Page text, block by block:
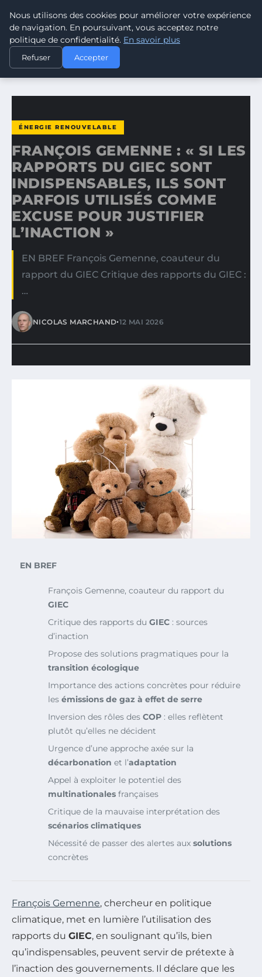
CLIMATE RESPONSE BLOG
ACCUEIL
ÉNERGIE RENOUVELABLE
FRANÇOIS GEMENNE : « SI LES RAPPORTS DU GIEC SONT…
ÉNERGIE RENOUVELABLE
FRANÇOIS GEMENNE : « SI LES
RAPPORTS DU GIEC SONT
INDISPENSABLES, ILS SONT
PARFOIS UTILISÉS COMME
EXCUSE POUR JUSTIFIER
L’INACTION »
EN BREF François Gemenne, coauteur du
rapport du GIEC Critique des rapports du GIEC :
…
NICOLAS MARCHAND•12 MAI 2026
EN BREF
François Gemenne, coauteur du rapport du
GIEC
Critique des rapports du GIEC : sources
d’inaction
Propose des solutions pragmatiques pour la
transition écologique
Importance des actions concrètes pour réduire
les émissions de gaz à effet de serre
Inversion des rôles des COP : elles reflètent
plutôt qu’elles ne décident
Urgence d’une approche axée sur la
décarbonation et l’adaptation
Appel à exploiter le potentiel des
multinationales françaises
Critique de la mauvaise interprétation des
scénarios climatiques
Nécessité de passer des alertes aux solutions
concrètes
François Gemenne, chercheur en politique
climatique, met en lumière l’utilisation des
rapports du GIEC, en soulignant qu’ils, bien
qu’indispensables, peuvent servir de prétexte à
l’inaction des gouvernements. Il déclare que les
Nous utilisons des cookies pour améliorer votre expérience
de navigation. En poursuivant, vous acceptez notre
politique de confidentialité. En savoir plus
Refuser Accepter